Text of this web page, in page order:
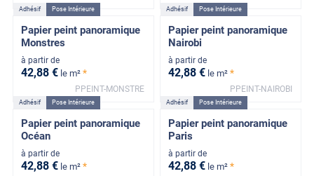
Adhésif Pose Intérieure
Papier peint panoramique
Monstres
à partir de
42,88 € le m² *
PPEINT-MONSTRE
Adhésif Pose Intérieure
Papier peint panoramique
Nairobi
à partir de
42,88 € le m² *
PPEINT-NAIROBI
Adhésif Pose Intérieure
Papier peint panoramique
Océan
à partir de
42,88 € le m² *
Adhésif Pose Intérieure
Papier peint panoramique
Paris
à partir de
42,88 € le m² *